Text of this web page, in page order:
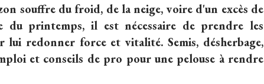
souffre du froid, de la neige, voire d'un excès de
du printemps, il est nécessaire de prendre les
lui redonner force et vitalité. Semis, désherbage,
et conseils de pro pour une pelouse à rendre